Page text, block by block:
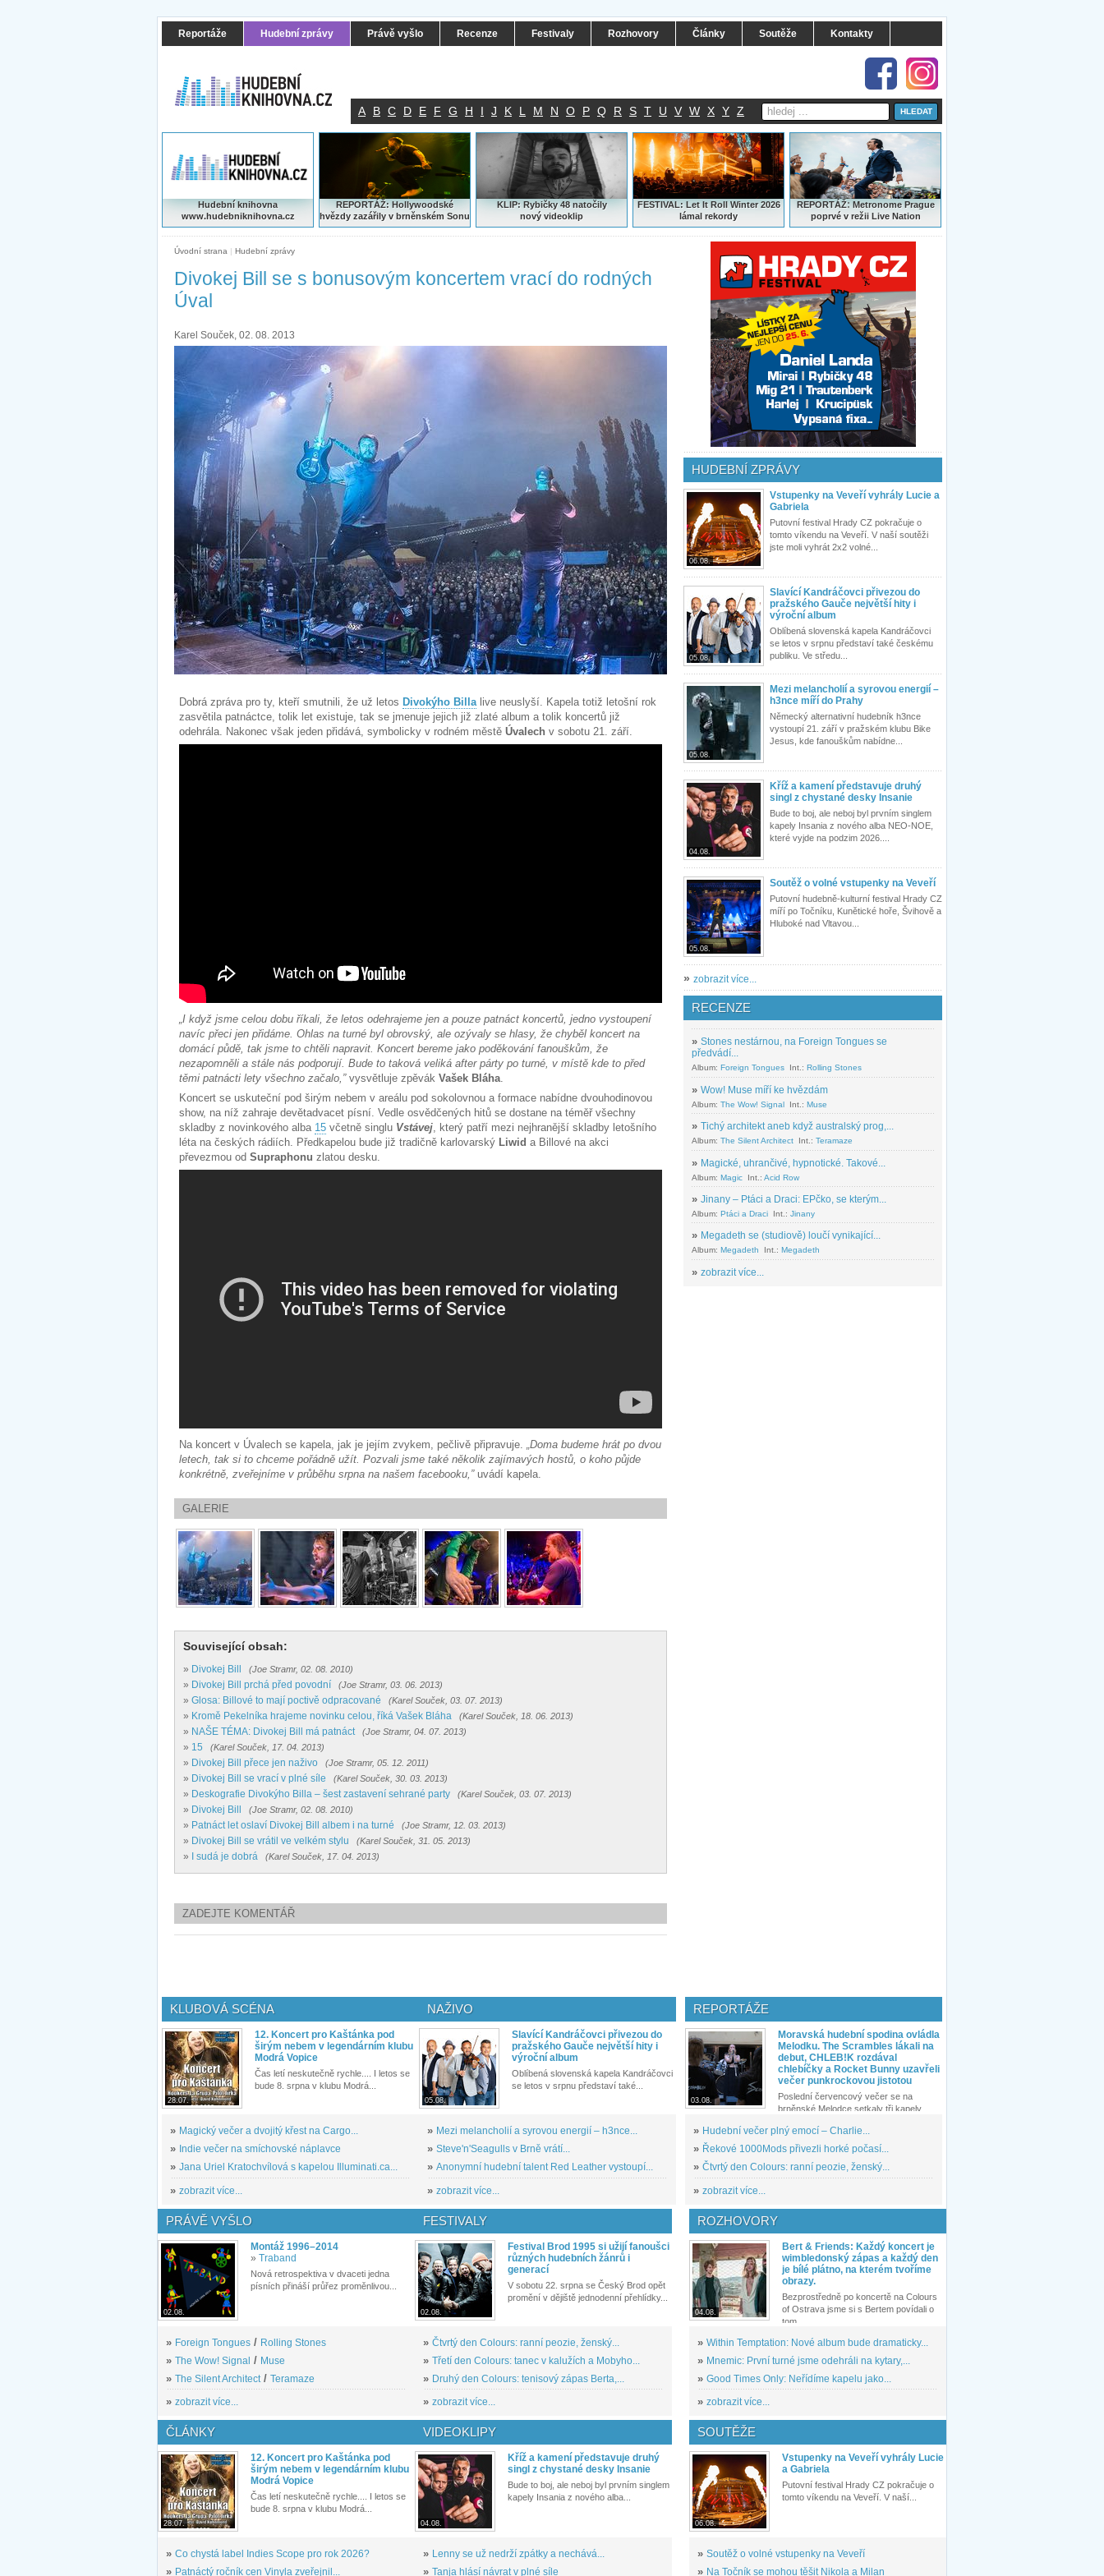
Reportáže Hudební zprávy Právě vyšlo Recenze Festivaly Rozhovory Články Soutěže Kontakty
A B C D E F G H I J K L M N O P Q R S T U V W X Y Z
Hudební knihovna
www.hudebniknihovna.cz
REPORTÁŽ: Hollywoodské
hvězdy zazářily v brněnském Sonu
KLIP: Rybičky 48 natočily
nový videoklip
FESTIVAL: Let It Roll Winter 2026
lámal rekordy
REPORTÁŽ:Metronome Prague
poprvé v režii Live Nation
Úvodní strana | Hudební zprávy
Divokej Bill se s bonusovým koncertem vrací do rodných
Úval
Karel Souček, 02. 08. 2013
Dobrá zpráva pro ty, kteří smutnili, že už letos Divokýho Billalive neuslyší. Kapela totiž letošní rok
zasvětila patnáctce, tolik let existuje, tak se jmenuje jejich již zlaté album a tolik koncertů již
odehrála. Nakonec však jeden přidává, symbolicky v rodném městě Úvalech v sobotu 21. září.
„I když jsme celou dobu říkali, že letos odehrajeme jen a pouze patnáct koncertů, jedno vystoupení
navíc přeci jen přidáme. Ohlas na turné byl obrovský, ale ozývaly se hlasy, že chyběl koncert na
domácí půdě, tak jsme to chtěli napravit. Koncert bereme jako poděkování fanouškům, že
nezapomněli a stále nás podporují. Bude to taková veliká after párty po turné, v místě kde to před
těmi patnácti lety všechno začalo,”vysvětluje zpěvák Vašek Bláha.
Koncert se uskuteční pod širým nebem v areálu pod sokolovnou a formace nabídne dvouhodinovou
show, na níž zahraje devětadvacet písní. Vedle osvědčených hitů se dostane na téměř všechny
skladby z novinkového alba 15 včetně singlu Vstávej, který patří mezi nejhranější skladby letošního
léta na českých rádiích. Předkapelou bude již tradičně karlovarský Liwid a Billové na akci
převezmou od Supraphonu zlatou desku.
Na koncert v Úvalech se kapela, jak je jejím zvykem, pečlivě připravuje. „Doma budeme hrát po dvou
letech, tak si to chceme pořádně užít. Pozvali jsme také několik zajímavých hostů, o koho půjde
konkrétně, zveřejníme v průběhu srpna na našem facebooku,”uvádí kapela.
GALERIE
Související obsah:
» Divokej Bill (Joe Stramr, 02. 08. 2010)
» Divokej Bill prchá před povodní (Joe Stramr, 03. 06. 2013)
» Glosa: Billové to mají poctivě odpracované (Karel Souček, 03. 07. 2013)
» Kromě Pekelníka hrajeme novinku celou, říká Vašek Bláha (Karel Souček, 18. 06. 2013)
» NAŠE TÉMA: Divokej Bill má patnáct (Joe Stramr, 04. 07. 2013)
» 15 (Karel Souček, 17. 04. 2013)
» Divokej Bill přece jen naživo (Joe Stramr, 05. 12. 2011)
» Divokej Bill se vrací v plné síle (Karel Souček, 30. 03. 2013)
» Deskografie Divokýho Billa – šest zastavení sehrané party (Karel Souček, 03. 07. 2013)
» Divokej Bill (Joe Stramr, 02. 08. 2010)
» Patnáct let oslaví Divokej Bill albem i na turné (Joe Stramr, 12. 03. 2013)
» Divokej Bill se vrátil ve velkém stylu (Karel Souček, 31. 05. 2013)
» I sudá je dobrá (Karel Souček, 17. 04. 2013)
ZADEJTE KOMENTÁŘ
HUDEBNÍ ZPRÁVY
06.08.
Vstupenky na Veveří vyhrály Lucie a
Gabriela
Putovní festival Hrady CZ pokračuje o
tomto víkendu na Veveří. V naší soutěži
jste moli vyhrát 2x2 volné...
05.08.
Slavící Kandráčovci přivezou do
pražského Gauče největší hity i
výroční album
Oblíbená slovenská kapela Kandráčovci
se letos v srpnu představí také českému
publiku. Ve středu...
05.08.
Mezi melancholií a syrovou energií –
h3nce míří do Prahy
Německý alternativní hudebník h3nce
vystoupí 21. září v pražském klubu Bike
Jesus, kde fanouškům nabídne...
04.08.
Kříž a kamení představuje druhý
singl z chystané desky Insanie
Bude to boj, ale neboj byl prvním singlem
kapely Insania z nového alba NEO-NOE,
které vyjde na podzim 2026....
05.08.
Soutěž o volné vstupenky na Veveří
Putovní hudebně-kulturní festival Hrady CZ
míří po Točníku, Kunětické hoře, Švihově a
Hluboké nad Vltavou...
» zobrazit více...
RECENZE
» Stones nestárnou, na Foreign Tongues se
předvádí...
Album: Foreign Tongues Int.: Rolling Stones
» Wow! Muse míří ke hvězdám
Album: The Wow! Signal Int.: Muse
» Tichý architekt aneb když australský prog,...
Album: The Silent Architect Int.: Teramaze
» Magické, uhrančivé, hypnotické. Takové...
Album: Magic Int.: Acid Row
» Jinany – Ptáci a Draci: EPčko, se kterým...
Album: Ptáci a Draci Int.: Jinany
» Megadeth se (studiově) loučí vynikající...
Album: Megadeth Int.: Megadeth
» zobrazit více...
KLUBOVÁ SCÉNA
28.07.
12. Koncert pro Kaštánka pod
širým nebem v legendárním klubu
Modrá Vopice
Čas letí neskutečně rychle.... I letos se
bude 8. srpna v klubu Modrá...
» Magický večer a dvojitý křest na Cargo...
» Indie večer na smíchovské náplavce
» Jana Uriel Kratochvílová s kapelou Illuminati.ca...
» zobrazit více...
NAŽIVO
05.08.
Slavící Kandráčovci přivezou do
pražského Gauče největší hity i
výroční album
Oblíbená slovenská kapela Kandráčovci
se letos v srpnu představí také...
» Mezi melancholií a syrovou energií – h3nce...
» Steve'n'Seagulls v Brně vrátí...
» Anonymní hudební talent Red Leather vystoupí...
» zobrazit více...
REPORTÁŽE
03.08.
Moravská hudební spodina ovládla
Melodku. The Scrambles lákali na
debut, CHLEB!K rozdával
chlebíčky a Rocket Bunny uzavřeli
večer punkrockovou jistotou
Poslední červencový večer se na
brněnské Melodce setkaly tři kapely...
» Hudební večer plný emocí – Charlie...
» Řekové 1000Mods přivezli horké počasí...
» Čtvrtý den Colours: ranní peozie, ženský...
» zobrazit více...
PRÁVĚ VYŠLO
02.08.
Montáž 1996–2014
» Traband
Nová retrospektiva v dvaceti jedna
písních přináší průřez proměnlivou...
» Foreign Tongues / Rolling Stones
» The Wow! Signal / Muse
» The Silent Architect / Teramaze
» zobrazit více...
FESTIVALY
02.08.
Festival Brod 1995 si užijí fanoušci
různých hudebních žánrů i
generací
V sobotu 22. srpna se Český Brod opět
promění v dějiště jednodenní přehlídky...
» Čtvrtý den Colours: ranní peozie, ženský...
» Třetí den Colours: tanec v kalužích a Mobyho...
» Druhý den Colours: tenisový zápas Berta,...
» zobrazit více...
ROZHOVORY
04.08.
Bert & Friends: Každý koncert je
wimbledonský zápas a každý den
je bílé plátno, na kterém tvoříme
obrazy.
Bezprostředně po koncertě na Colours
of Ostrava jsme si s Bertem povídali o
tom,...
» Within Temptation: Nové album bude dramaticky...
» Mnemic: První turné jsme odehráli na kytary,...
» Good Times Only: Neřídíme kapelu jako...
» zobrazit více...
ČLÁNKY
28.07.
12. Koncert pro Kaštánka pod
širým nebem v legendárním klubu
Modrá Vopice
Čas letí neskutečně rychle.... I letos se
bude 8. srpna v klubu Modrá...
» Co chystá label Indies Scope pro rok 2026?
» Patnáctý ročník cen Vinyla zveřejnil...
VIDEOKLIPY
04.08.
Kříž a kamení představuje druhý
singl z chystané desky Insanie
Bude to boj, ale neboj byl prvním singlem
kapely Insania z nového alba...
» Lenny se už nedrží zpátky a nechává...
» Tanja hlásí návrat v plné síle
SOUTĚŽE
06.08.
Vstupenky na Veveří vyhrály Lucie
a Gabriela
Putovní festival Hrady CZ pokračuje o
tomto víkendu na Veveří. V naší...
» Soutěž o volné vstupenky na Veveří
» Na Točník se mohou těšit Nikola a Milan